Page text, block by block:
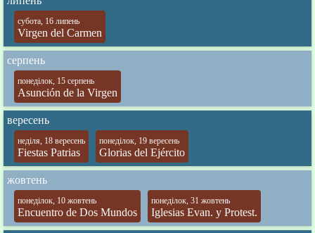
субота, 16 липень
Virgen del Carmen
серпень
понеділок, 15 серпень
Asunción de la Virgen
вересень
неділя, 18 вересень
Fiestas Patrias
понеділок, 19 вересень
Glorias del Ejército
жовтень
понеділок, 10 жовтень
Encuentro de Dos Mundos
понеділок, 31 жовтень
Iglesias Evan. y Protest.